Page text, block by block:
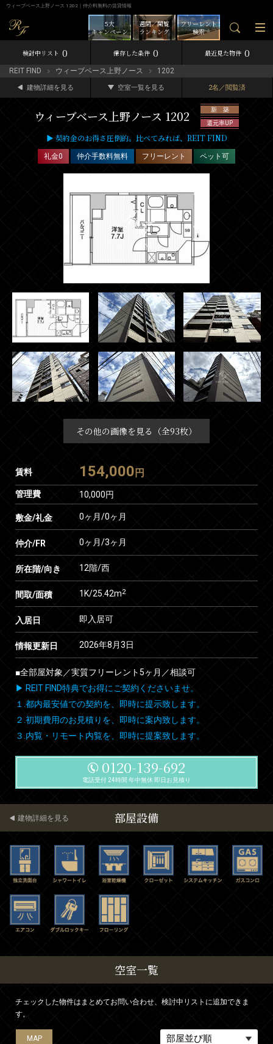
ウィーブベース上野ノース 1202｜仲介料無料の賃貸情報
フリーレント
検索
週間／閲覧
ランキング
5大
キャンペーン
検討中リスト 0 保存した条件 0 最近見た物件 0
REIT FIND ウィーブベース上野ノース 1202
建物詳細を見る 空室一覧を見る 2名／閲覧済
ウィーブベース上野ノース 1202
新 築
還元率UP
▶ 契約金のお得さ圧倒的。比べてみれば、REIT FIND
礼金0 仲介手数料無料 フリーレント ペット可
その他の画像を見る（全93枚）
賃料 154,000 円
管理費 10,000円
敷金/礼金 0ヶ月/0ヶ月
仲介/FR 0ヶ月/3ヶ月
所在階/向き 12階/西
間取/面積 1K/25.42m2
入居日 即入居可
情報更新日 2026年8月3日
■全部屋対象／実質フリーレント5ヶ月／相談可
▶ REIT FIND特典でお得にご契約くださいませ。
１.都内最安値での契約を、即時に提示致します。
２.初期費用のお見積りを、即時に案内致します。
３.内覧・リモート内覧を、即時に提案致します。
0120-139-692
電話受付 24時間 年中無休 即日お見積り
部屋設備
建物詳細を見る
空室一覧
チェックした物件はまとめてお問い合わせ、検討中リストに追加できま
す。
MAP
MAP
MAP
MAP
MAP
MAP
MAP
MAP
MAP
MAP
MAP
MAP
MAP
MAP
MAP
MAP
MAP